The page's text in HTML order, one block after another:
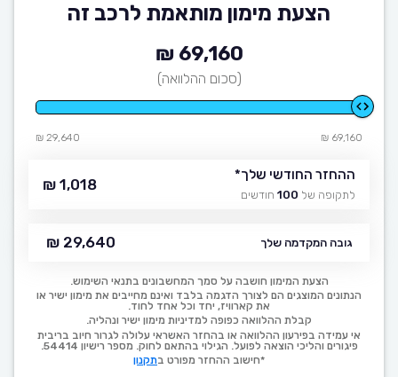
הצעת מימון מותאמת לרכב זה
69,160 ₪
(סכום ההלוואה)
69,160 ₪
29,640 ₪
ההחזר החודשי שלך*
לתקופה של 100 חודשים
1,018 ₪
גובה המקדמה שלך 29,640 ₪
הצעת המימון חושבה על סמך המחשבונים בתנאי השימוש.
הנתונים המוצגים הם לצורך הדגמה בלבד ואינם מחייבים את מימון ישיר או
את קארוויז, יחד וכל אחד לחוד.
קבלת ההלוואה כפופה למדיניות מימון ישיר ונהליה.
אי עמידה בפירעון ההלוואה או בהחזר האשראי עלולה לגרור חיוב בריבית
פיגורים והליכי הוצאה לפועל. הגילוי בהתאם לחוק. מספר רישיון 54414.
*חישוב ההחזר מפורט בתקנון